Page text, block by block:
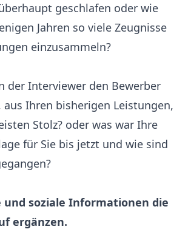
geschlafen oder wie
Jahren so viele Zeugnisse
einzusammeln?
der Interviewer den Bewerber
Ihren bisherigen Leistungen,
Stolz? oder was war Ihre
für Sie bis jetzt und wie sind
und soziale Informationen die
ergänzen.